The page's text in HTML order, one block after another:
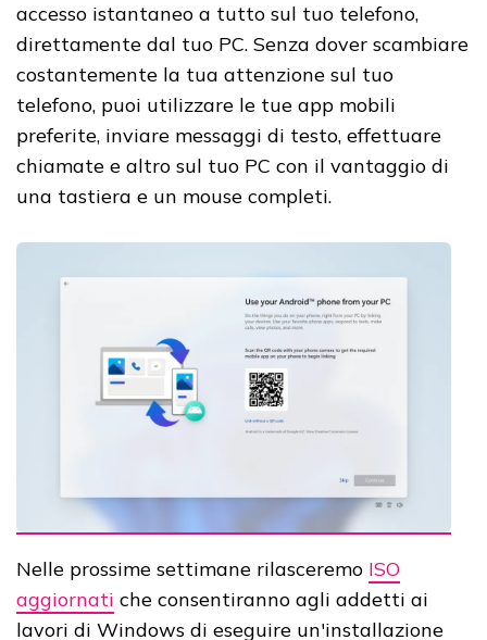
accesso istantaneo a tutto sul tuo telefono,
direttamente dal tuo PC. Senza dover scambiare
costantemente la tua attenzione sul tuo
telefono, puoi utilizzare le tue app mobili
preferite, inviare messaggi di testo, effettuare
chiamate e altro sul tuo PC con il vantaggio di
una tastiera e un mouse completi.
Nelle prossime settimane rilasceremo ISO
aggiornati che consentiranno agli addetti ai
lavori di Windows di eseguire un'installazione